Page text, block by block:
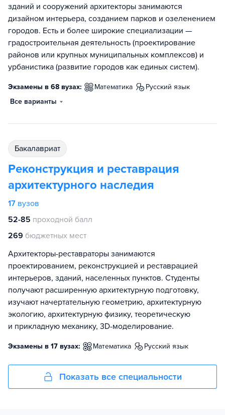
зданий и сооружений архитекторы занимаются
дизайном интерьера, созданием парков и озеленением
городов. Есть и более широкие специализации —
градостроительная деятельность (проектирование
районов или крупных муниципальных комплексов) и
урбанистика (развитие городов как единых систем).
Экзамены в 68 вузах: математика
русский язык
Все варианты
бакалавриат
Реконструкция и реставрация
архитектурного наследия
17 вузов
52-85 проходной балл
269 бюджетных мест
Архитекторы-реставраторы занимаются
проектированием, реконструкцией и реставрацией
интерьеров, зданий, населенных пунктов. Студенты
получают расширенную архитектурную подготовку,
изучают начертательную геометрию, архитектурную
экологию, архитектурную физику, теоретическую
и прикладную механику, 3D-моделирование.
Экзамены в 17 вузах: математика русский язык
Показать все специальности